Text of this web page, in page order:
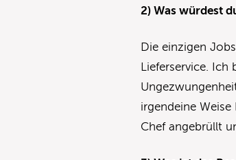
2) Was würdest
Die einzigen
Lieferservice. Ich
irgendeine
Chef angebrüllt